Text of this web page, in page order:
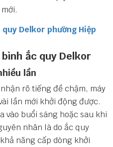
quy Delkor phường Hiệp
ắc quy Delkor
lần
rõ tiếng đề chậm, máy
lần mới khởi động được.
vào buổi sáng hoặc sau khi
nhân là do ắc quy
năng cấp dòng khởi